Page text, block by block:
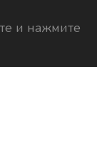
и нажмите